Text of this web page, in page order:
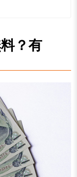
？有